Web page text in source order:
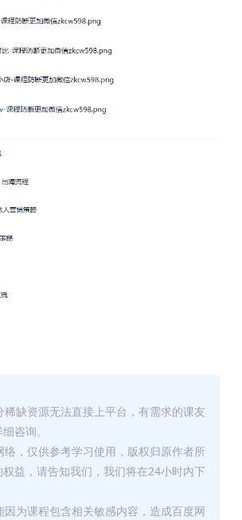
稀缺资源无法直接上平台，有需求的课友
咨询。
络，仅供参考学习使用，版权归原作者所
益，请告知我们，我们将在24小时内下
因为课程包含相关敏感内容，造成百度网